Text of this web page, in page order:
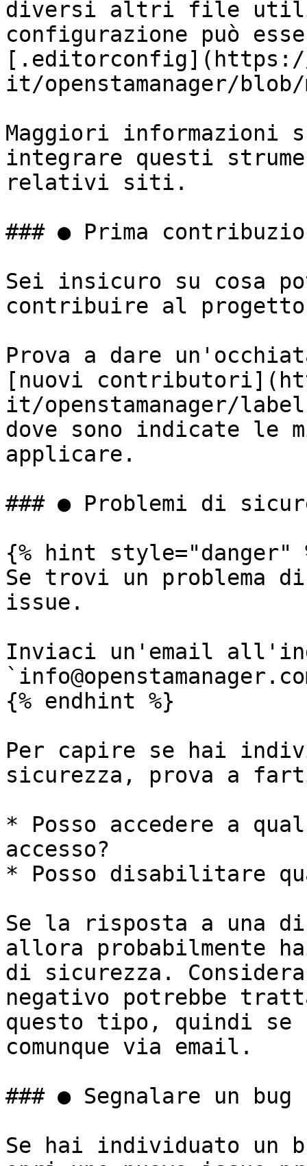
diversi altri file
configurazione può
[.editorconfig](https://
it/openstamanager/
Maggiori informazioni
integrare questi
relativi siti.
### ● Prima
Sei insicuro su cosa
contribuire al
Prova a dare
[nuovi
it/openstamanager/
dove sono indicate le
applicare.
### ● Problemi di
{% hint style="danger"
Se trovi un problema
issue.
Inviaci un'email
{% endhint %}
Per capire se hai
sicurezza, prova a farti
* Posso accedere a
accesso?
* Posso disabilitare
Se la risposta a una di
allora probabilmente
di sicurezza.
negativo potrebbe
questo tipo, quindi
comunque via email.
### ● Segnalare un bug
Se hai individuato un